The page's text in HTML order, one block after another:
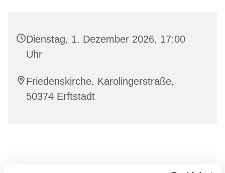
Dienstag, 1. Dezember 2026, 17:00
Uhr
Friedenskirche, Karolingerstraße,
50374 Erftstadt